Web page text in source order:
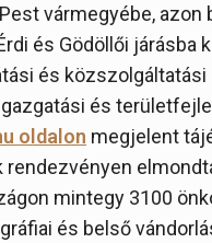
vármegyébe, azon
és Gödöllői járásba
és közszolgáltatási
és
oldalon megjelent
rendezvényen
mintegy 3100
és belső